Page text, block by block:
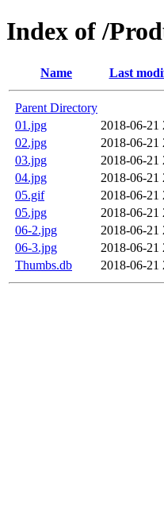
Index of /
Name Last
Parent Directory
01.jpg
2018-06-21
02.jpg
2018-06-21
03.jpg
2018-06-21
04.jpg
2018-06-21
05.gif
2018-06-21
05.jpg
2018-06-21
06-2.jpg
2018-06-21
06-3.jpg
2018-06-21
Thumbs.db
2018-06-21